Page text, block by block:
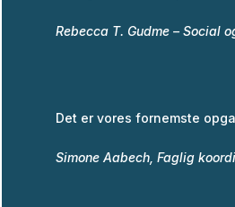
Rebecca T. Gudme – Social
Det er vores fornemste
Simone Aabech, Faglig